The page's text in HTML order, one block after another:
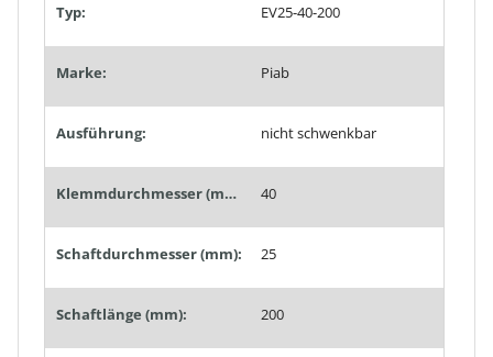
Typ: EV25-40-200
Marke: Piab
Ausführung: nicht schwenkbar
Klemmdurchmesser (mm): 40
Schaftdurchmesser (mm): 25
Schaftlänge (mm): 200